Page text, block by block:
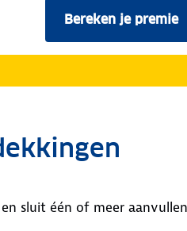
Bereken je premie
voor de
sluit één of meer